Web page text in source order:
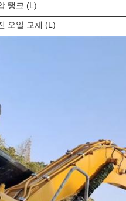
탱크 (L)
오일 교체 (L)